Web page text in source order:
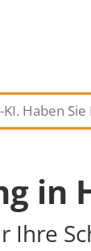
in
Ihre